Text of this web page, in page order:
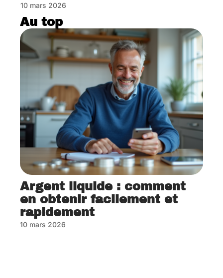
10 mars 2026
Au top
Argent liquide : comment
en obtenir facilement et
rapidement
10 mars 2026